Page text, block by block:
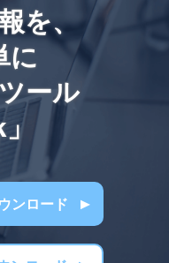
を、
に
ール
ンロード